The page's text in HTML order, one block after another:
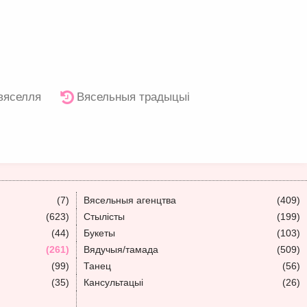
Вясельныя традыцыі
(7) Вясельныя агенцтва
(409)
(623) Стылісты
(199)
(44) Букеты
(103)
(261) Вядучыя/тамада
(509)
(99) Танец
(56)
(35) Кансультацыі
(26)